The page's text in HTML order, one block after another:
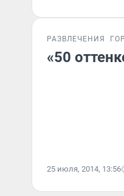
РАЗВЛЕЧЕНИЯ
«50
25 июля, 2014, 13:56